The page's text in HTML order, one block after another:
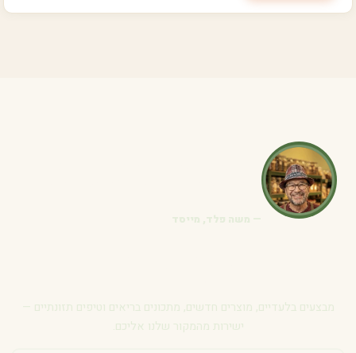
"הניוזלטר שלנו הוא המקום הכי טוב
לגלות מוצרים חדשים ומבצעים לפני
כולם"